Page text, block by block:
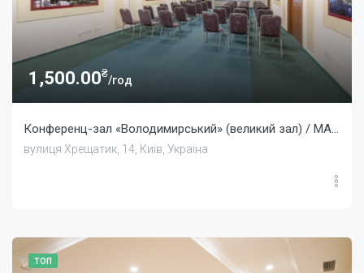
1,500.00₴
/год
Конференц-зал «Володимирський» (великий зал) / MAIDAN PALACE HOTEL
вулиця Хрещатик, 14, Київ, Україна
ТОП